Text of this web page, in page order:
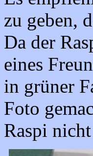
zu geben,
Da der
eines
in grüner
Foto
Raspi